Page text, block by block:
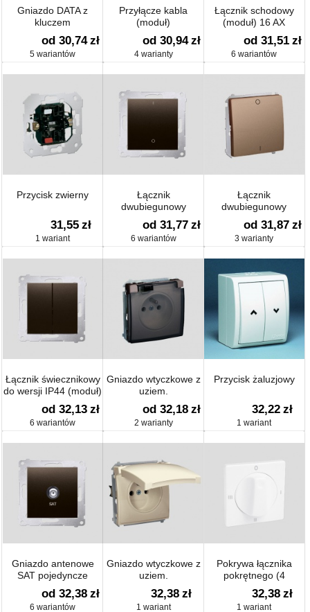
Gniazdo DATA z
kluczem
uprawniającym
(moduł) 16 A
od 30,74 zł
5 wariantów
Przyłącze kabla
(moduł)
od 30,94 zł
4 warianty
Łącznik schodowy
(moduł) 16 AX
od 31,51 zł
6 wariantów
Przycisk zwierny
31,55 zł
1 wariant
Łącznik
dwubiegunowy
(moduł) 10 AX
od 31,77 zł
6 wariantów
Łącznik
dwubiegunowy
(moduł)
od 31,87 zł
3 warianty
Łącznik świecznikowy
do wersji IP44 (moduł)
10 AX
od 32,13 zł
6 wariantów
Gniazdo wtyczkowe z
uziem.
bryzgoszczelne, z
przesłonami torów
prądowych (moduł),
od 32,18 zł
2 warianty
Przycisk żaluzjowy
32,22 zł
1 wariant
Gniazdo antenowe
SAT pojedyncze
(moduł)
od 32,38 zł
6 wariantów
Gniazdo wtyczkowe z
uziem.
bryzgoszczelne, z
przesłonami torów
32,38 zł
1 wariant
Pokrywa łącznika
pokrętnego (4
pozycje)
32,38 zł
1 wariant